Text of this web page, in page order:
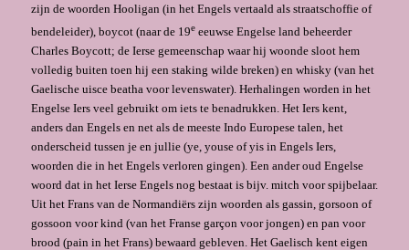
zijn de woorden Hooligan (in het Engels vertaald als straatschoffie of
bendeleider), boycot (naar de 19eeeuwse Engelse land beheerder
Charles Boycott; de Ierse gemeenschap waar hij woonde sloot hem
volledig buiten toen hij een staking wilde breken) en whisky (van het
Gaelische uisce beatha voor levenswater). Herhalingen worden in het
Engelse Iers veel gebruikt om iets te benadrukken. Het Iers kent,
anders dan Engels en net als de meeste Indo Europese talen, het
onderscheid tussen je en jullie (ye, youse of yis in Engels Iers,
woorden die in het Engels verloren gingen). Een ander oud Engelse
woord dat in het Ierse Engels nog bestaat is bijv. mitch voor spijbelaar.
Uit het Frans van de Normandiërs zijn woorden als gassin, gorsoon of
gossoon voor kind (van het Franse garçon voor jongen) en pan voor
brood (pain in het Frans) bewaard gebleven. Het Gaelisch kent eigen